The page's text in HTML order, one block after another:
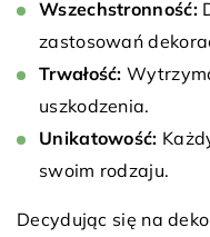
Wszechstronność:
zastosowań
Trwałość:
uszkodzenia.
Unikatowość:
swoim rodzaju.
Decydując się na